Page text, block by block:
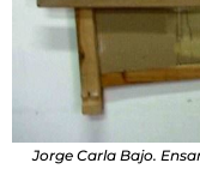
Jorge Carla Bajo.